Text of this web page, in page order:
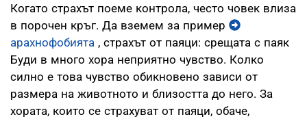
Когато страхът поеме контролa, често човек влиза
в порочен кръг. Да вземем за пример
арахнофобията , страхът от паяци: срещата с паяк
Буди в много хора неприятно чувство. Колко
силно е това чувство обикновено зависи от
размера на животното и близостта до него. За
хората, които се страхуват от паяци, обаче,